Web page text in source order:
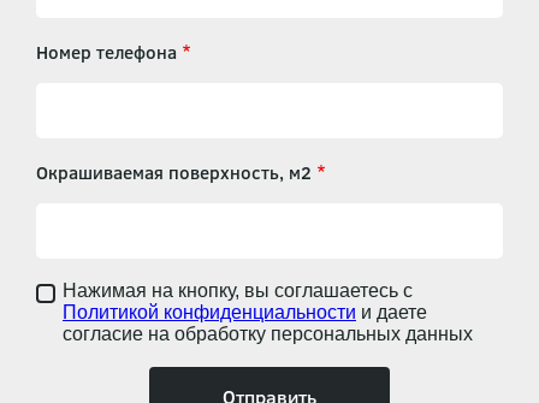
Номер телефона
Окрашиваемая поверхность, м2
Нажимая на кнопку, вы соглашаетесь с
Политикой конфиденциальности и даете
согласие на обработку персональных данных